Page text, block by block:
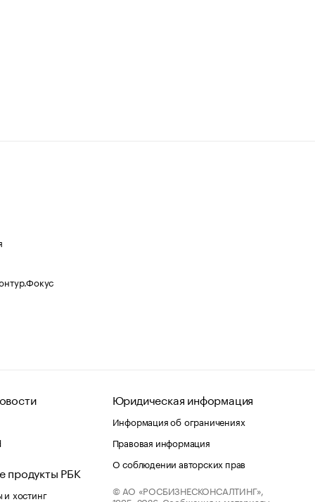
продукты РБК
хостинг
Юридическая информация
Информация об ограничениях
Правовая информация
О соблюдении авторских прав
© АО «РОСБИЗНЕСКОНСАЛТИНГ»,